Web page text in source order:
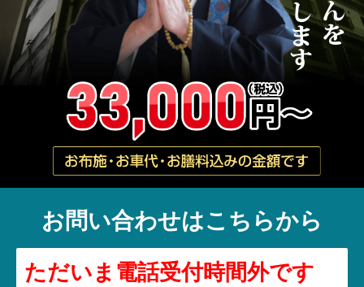
お問い合わせはこちらから
ただいま電話受付時間外です